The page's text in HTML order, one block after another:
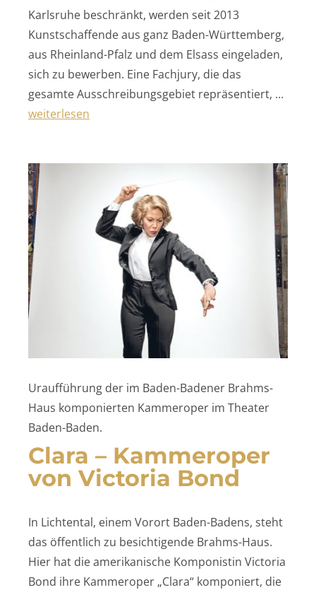
Karlsruhe beschränkt, werden seit 2013
Kunstschaffende aus ganz Baden-Württemberg,
aus Rheinland-Pfalz und dem Elsass eingeladen,
sich zu bewerben. Eine Fachjury, die das
gesamte Ausschreibungsgebiet repräsentiert, …
„Karlsruher Künstlermesse“
weiterlesen
Uraufführung der im Baden-Badener Brahms-
Haus komponierten Kammeroper im Theater
Baden-Baden.
Clara – Kammeroper
von Victoria Bond
In Lichtental, einem Vorort Baden-Badens, steht
das öffentlich zu besichtigende Brahms-Haus.
Hier hat die amerikanische Komponistin Victoria
Bond ihre Kammeroper „Clara“ komponiert, die